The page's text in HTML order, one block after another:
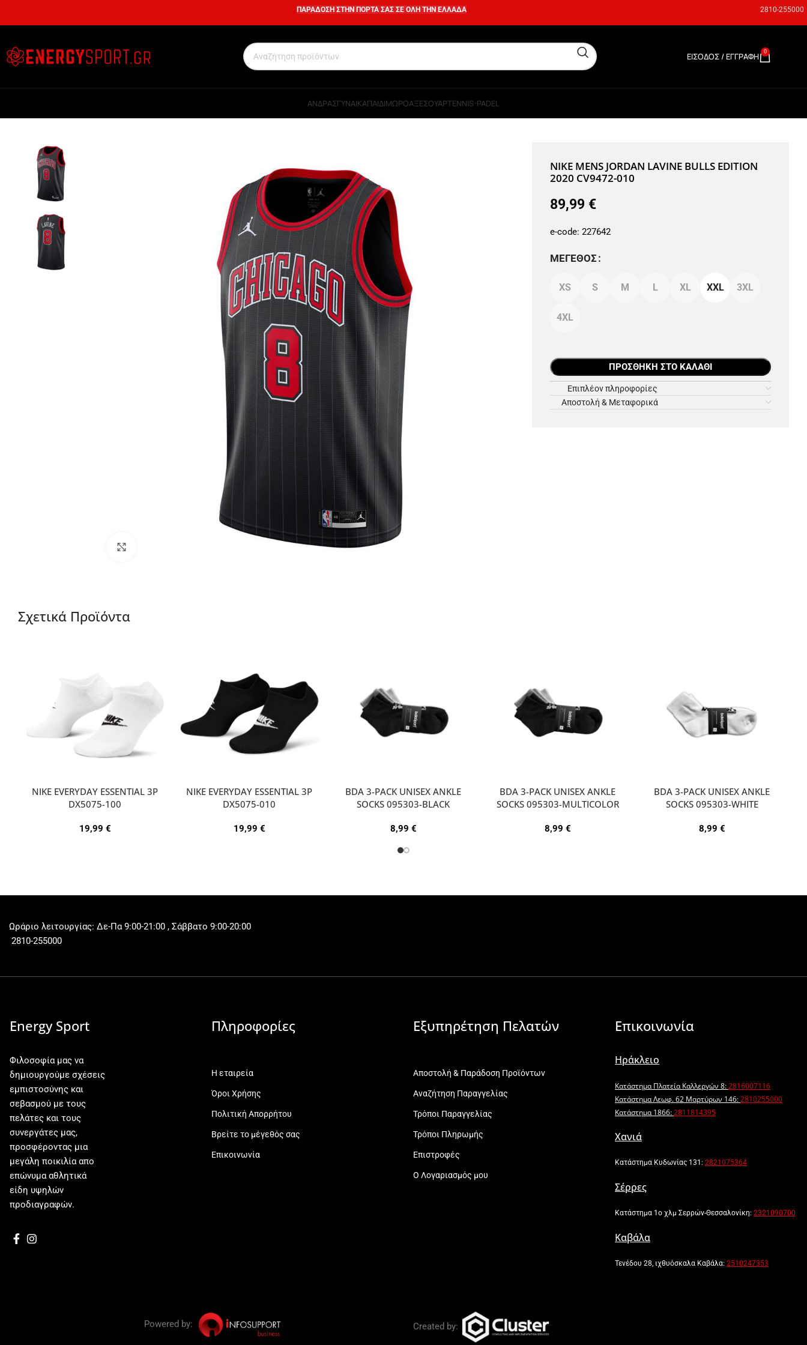
ΠΑΡΑΔΟΣΗ ΣΤΗΝ ΠΟΡΤΑ ΣΑΣ ΣΕ ΟΛΗ ΤΗΝ ΕΛΛΑΔΑ 2810-255000
ΕΊΣΟΔΟΣ / ΕΓΓΡΑΦΉ 0
ΑΝΔΡΑΣΓΥΝΑΙΚΑΠΑΙΔΙΜΩΡΟΑΞΕΣΟΥΑΡTENNIS-PADEL
NIKE MENS JORDAN LAVINE BULLS EDITION
2020 CV9472-010
89,99 €
e-code: 227642
ΜΈΓΕΘΟΣ
XS S M L XL XXL 3XL
4XL
ΠΡΟΣΘΉΚΗ ΣΤΟ ΚΑΛΆΘΙ
Επιπλέον πληροφορίες
Αποστολή & Μεταφορικά
Σχετικά Προϊόντα
NIKE EVERYDAY ESSENTIAL 3P
DX5075-100
19,99 €
NIKE EVERYDAY ESSENTIAL 3P
DX5075-010
19,99 €
BDA 3-PACK UNISEX ANKLE
SOCKS 095303-BLACK
8,99 €
ΒDA 3-PACK UNISEX ANKLE
SOCKS 095303-MULTICOLOR
8,99 €
BDA 3-PACK UNISEX ANKLE
SOCKS 095303-WHITE
8,99 €
Ωράριο λειτουργίας: Δε-Πα 9:00-21:00 , Σάββατο 9:00-20:00
2810-255000
Energy Sport
Φιλοσοφία μας να
δημιουργούμε σχέσεις
εμπιστοσύνης και
σεβασμού με τους
πελάτες και τους
συνεργάτες μας,
προσφέροντας μια
μεγάλη ποικιλία απο
επώνυμα αθλητικά
είδη υψηλών
προδιαγραφών.
Πληροφορίες
Η εταιρεία
Όροι Χρήσης
Πολιτική Απορρήτου
Βρείτε το μέγεθός σας
Επικοινωνία
Εξυπηρέτηση Πελατών
Αποστολή & Παράδοση Προϊόντων
Αναζήτηση Παραγγελίας
Τρόποι Παραγγελίας
Τρόποι Πληρωμής
Επιστροφές
Ο Λογαριασμός μου
Επικοινωνία
Ηράκλειο
Κατάστημα Πλατεία Καλλεργών 8:2816007116
Κατάστημα Λεωφ. 62 Μαρτύρων 146:2810255000
Κατάστημα 1866:2811814395
Χανιά
Κατάστημα Κυδωνίας 131: 2821075364
Σέρρες
Κατάστημα 1ο χλμ Σερρών-Θεσσαλονίκη: 2321090700
Καβάλα
Τενέδου 28, ιχθυόσκαλα Καβάλα: 2510247353
Powered by: Created by: